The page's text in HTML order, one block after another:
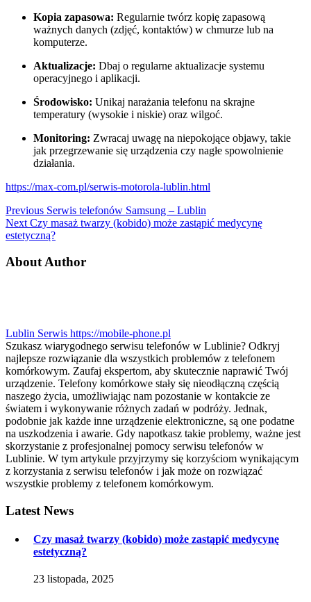
Kopia zapasowa: Regularnie twórz kopię zapasową
ważnych danych (zdjęć, kontaktów) w chmurze lub na
komputerze.
Aktualizacje: Dbaj o regularne aktualizacje systemu
operacyjnego i aplikacji.
Środowisko: Unikaj narażania telefonu na skrajne
temperatury (wysokie i niskie) oraz wilgoć.
Monitoring: Zwracaj uwagę na niepokojące objawy, takie
jak przegrzewanie się urządzenia czy nagłe spowolnienie
działania.
https://max-com.pl/serwis-motorola-lublin.html
Nawigacja
wpisu
Previous Previous
post:
Serwis telefonów Samsung – Lublin
Next Next
post:
Czy masaż twarzy (kobido) może zastąpić medycynę
estetyczną?
About Author
Lublin Serwis https://mobile-phone.pl
Szukasz wiarygodnego serwisu telefonów w Lublinie? Odkryj
najlepsze rozwiązanie dla wszystkich problemów z telefonem
komórkowym. Zaufaj ekspertom, aby skutecznie naprawić Twój
urządzenie. Telefony komórkowe stały się nieodłączną częścią
naszego życia, umożliwiając nam pozostanie w kontakcie ze
światem i wykonywanie różnych zadań w podróży. Jednak,
podobnie jak każde inne urządzenie elektroniczne, są one podatne
na uszkodzenia i awarie. Gdy napotkasz takie problemy, ważne jest
skorzystanie z profesjonalnej pomocy serwisu telefonów w
Lublinie. W tym artykule przyjrzymy się korzyściom wynikającym
z korzystania z serwisu telefonów i jak może on rozwiązać
wszystkie problemy z telefonem komórkowym.
Latest News
Czy masaż twarzy (kobido) może zastąpić medycynę
estetyczną?
23 listopada, 2025